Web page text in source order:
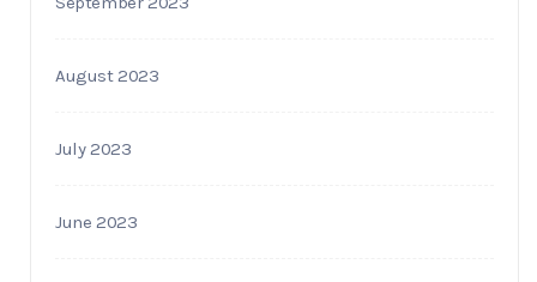
August 2023
July 2023
June 2023